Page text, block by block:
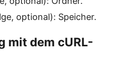
optional): Speicher.
mit dem cURL-